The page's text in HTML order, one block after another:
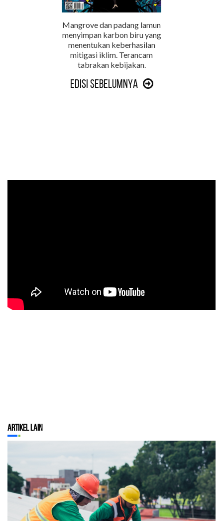
Mangrove dan padang lamun
menyimpan karbon biru yang
menentukan keberhasilan
mitigasi iklim. Terancam
tabrakan kebijakan.
Edisi Sebelumnya
Artikel Lain